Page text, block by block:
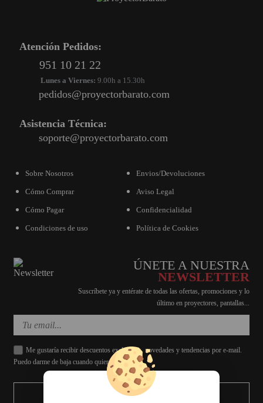
Atención Pedidos:
951 10 21 22
Lunes a Viernes: 9.00h a 15.30h
pedidos@proyectorbarato.com
Asistencia Técnica:
soporte@proyectorbarato.com
Sobre Nosotros
Cómo Comprar
Cómo Pagar
Condiciones de uso
Envios/Devoluciones
Aviso Legal
Confidencialidad
Política de Cookies
ÚNETE A NUESTRA
NEWSLETTER
Suscríbete ya y entérate de todas las ofertas, promociones y lo
último en proyectores, pantallas...
Me gustaría recibir descuentos exclusivos, novedades y tendencias por e-mail.
Puedo darme de baja cuando quiera.
ENVIAR